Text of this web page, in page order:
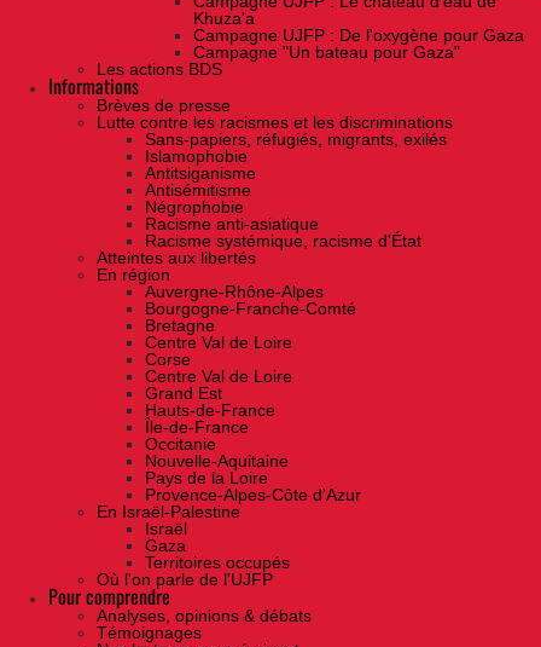
Khuza'a
Campagne UJFP : De l'oxygène pour Gaza
Campagne "Un bateau pour Gaza"
Les actions BDS
Informations
Brèves de presse
Lutte contre les racismes et les discriminations
Sans-papiers, réfugiés, migrants, exilés
Islamophobie
Antitsiganisme
Antisémitisme
Négrophobie
Racisme anti-asiatique
Racisme systémique, racisme d'État
Atteintes aux libertés
En région
Auvergne-Rhône-Alpes
Bourgogne-Franche-Comté
Bretagne
Centre Val de Loire
Corse
Centre Val de Loire
Grand Est
Hauts-de-France
Île-de-France
Occitanie
Nouvelle-Aquitaine
Pays de la Loire
Provence-Alpes-Côte d'Azur
En Israël-Palestine
Israël
Gaza
Territoires occupés
Où l'on parle de l'UJFP
Pour comprendre
Analyses, opinions & débats
Témoignages